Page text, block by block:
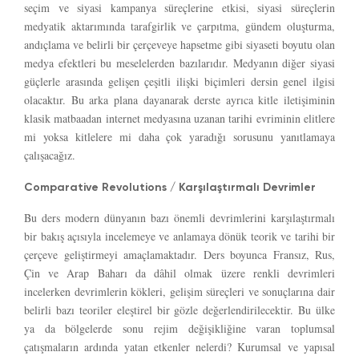
seçim ve siyasi kampanya süreçlerine etkisi, siyasi süreçlerin
medyatik aktarımında tarafgirlik ve çarpıtma, gündem oluşturma,
andıçlama ve belirli bir çerçeveye hapsetme gibi siyaseti boyutu olan
medya efektleri bu meselelerden bazılarıdır. Medyanın diğer siyasi
güçlerle arasında gelişen çeşitli ilişki biçimleri dersin genel ilgisi
olacaktır. Bu arka plana dayanarak derste ayrıca kitle iletişiminin
klasik matbaadan internet medyasına uzanan tarihi evriminin elitlere
mi yoksa kitlelere mi daha çok yaradığı sorusunu yanıtlamaya
çalışacağız.
Comparative Revolutions / Karşılaştırmalı Devrimler
Bu ders modern dünyanın bazı önemli devrimlerini karşılaştırmalı
bir bakış açısıyla incelemeye ve anlamaya dönük teorik ve tarihi bir
çerçeve geliştirmeyi amaçlamaktadır. Ders boyunca Fransız, Rus,
Çin ve Arap Baharı da dâhil olmak üzere renkli devrimleri
incelerken devrimlerin kökleri, gelişim süreçleri ve sonuçlarına dair
belirli bazı teoriler eleştirel bir gözle değerlendirilecektir. Bu ülke
ya da bölgelerde sonu rejim değişikliğine varan toplumsal
çatışmaların ardında yatan etkenler nelerdi? Kurumsal ve yapısal